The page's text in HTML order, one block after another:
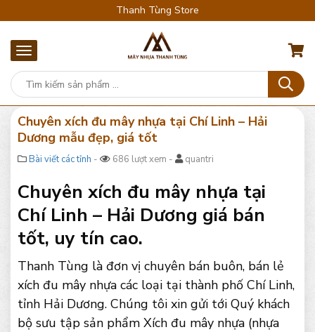
Thanh Tùng Store
Chuyên xích đu mây nhựa tại Chí Linh – Hải
Dương mẫu đẹp, giá tốt
Bài viết các tỉnh - 686 lượt xem - quantri
Chuyên xích đu mây nhựa tại
Chí Linh – Hải Dương giá bán
tốt, uy tín cao.
Thanh Tùng là đơn vị chuyên bán buôn, bán lẻ
xích đu mây nhựa các loại tại thành phố Chí Linh,
tỉnh Hải Dương. Chúng tôi xin gửi tới Quý khách
bộ sưu tập sản phẩm Xích đu mây nhựa (nhựa